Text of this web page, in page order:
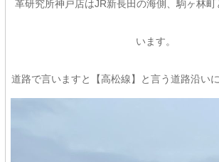
革研究所神戸店はJR新長田の海側、駒ヶ林
います。
道路で言いますと【高松線】と言う道路沿い